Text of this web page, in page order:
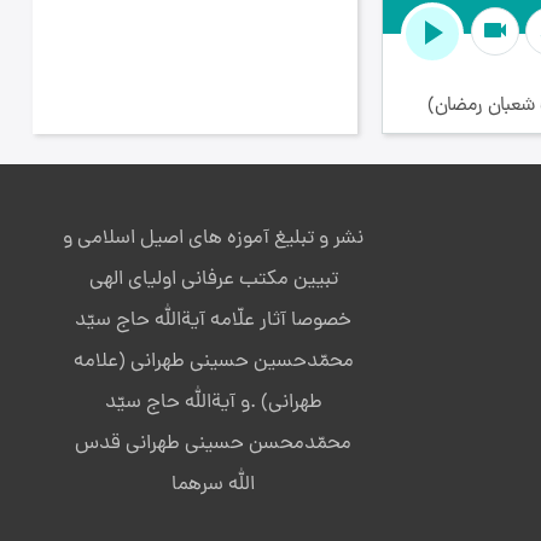
videocam
رمضان)
نشر و تبلیغ آموزه های اصیل اسلامی و
تبیین مکتب عرفانی اولیای الهی
خصوصا آثار علّامه آیةالله حاج سیّد
محمّدحسین حسینی طهرانی (علامه
طهرانی) .و آیةالله حاج سیّد
محمّدمحسن حسینی طهرانی قدس
الله سرهما